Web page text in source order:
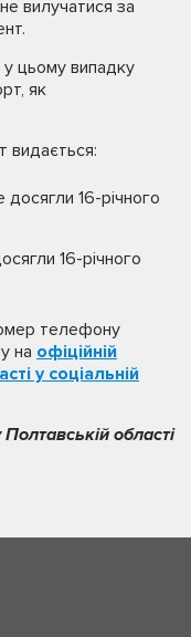
вилучатися за
у цьому випадку
як
видається:
16-річного
16-річного
телефону
на офіційній
у соціальній
області